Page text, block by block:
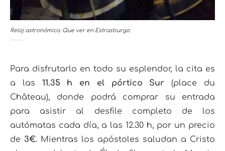
Reloj astronómico. Que ver en Estrasburgo.
Para disfrutarlo en todo su esplendor, la cita es
a las 11.35 h en el pórtico Sur (place du
Château), donde podrá comprar su entrada
para asistir al desfile completo de los
autómatas cada día, a las 12.30 h, por un precio
de 3€. Mientras los apóstoles saludan a Cristo